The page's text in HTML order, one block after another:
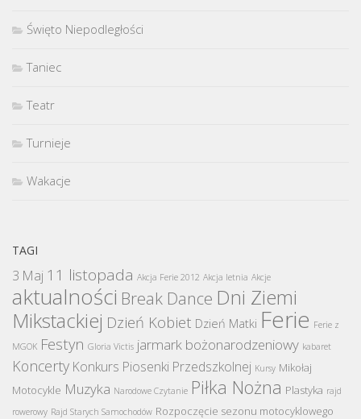
Święto Niepodległości
Taniec
Teatr
Turnieje
Wakacje
TAGI
3 Maj 11 listopada Akcja Ferie 2012 Akcja letnia Akcje
aktualności Break Dance Dni Ziemi
Mikstackiej Dzień Kobiet Dzień Matki Ferie Ferie z
MGOK Festyn Gloria Victis jarmark bożonarodzeniowy kabaret
Koncerty Konkurs Piosenki Przedszkolnej Kursy Mikołaj
Motocykle Muzyka Narodowe Czytanie Piłka Nożna Plastyka rajd
rowerowy Rajd Starych Samochodów Rozpoczęcie sezonu motocyklowego